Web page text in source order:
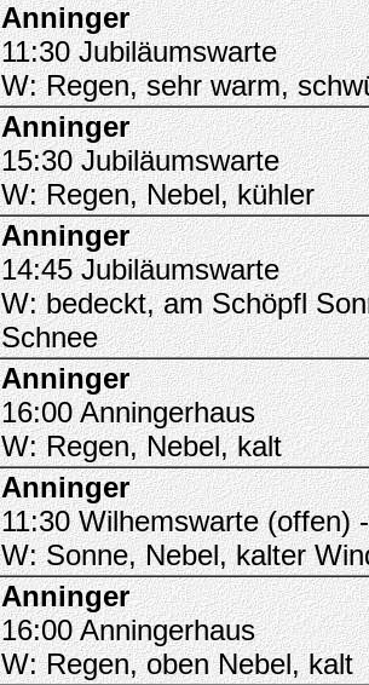
Anninger
11:30 Jubiläumswarte
W: Regen, sehr warm,
Anninger
15:30 Jubiläumswarte
W: Regen, Nebel, kühler
Anninger
14:45 Jubiläumswarte
W: bedeckt, am Schöpfl
Schnee
Anninger
16:00 Anningerhaus
W: Regen, Nebel, kalt
Anninger
11:30 Wilhemswarte (offen)
W: Sonne, Nebel, kalter
Anninger
16:00 Anningerhaus
W: Regen, oben Nebel, kalt